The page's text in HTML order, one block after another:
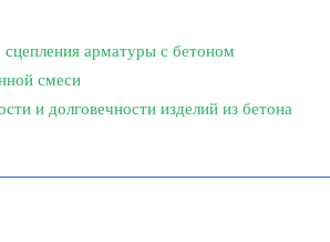
арматуры с бетоном
смеси
и долговечности изделий из бетона